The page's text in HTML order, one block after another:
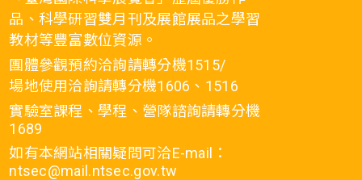
品、科學研習雙月刊及展館展品之學習
教材等豐富數位資源。
團體參觀預約洽詢請轉分機1515/
場地使用洽詢請轉分機1606、1516
實驗室課程、學程、營隊諮詢請轉分機
1689
如有本網站相關疑問可洽E-mail：
ntsec@mail.ntsec.gov.tw